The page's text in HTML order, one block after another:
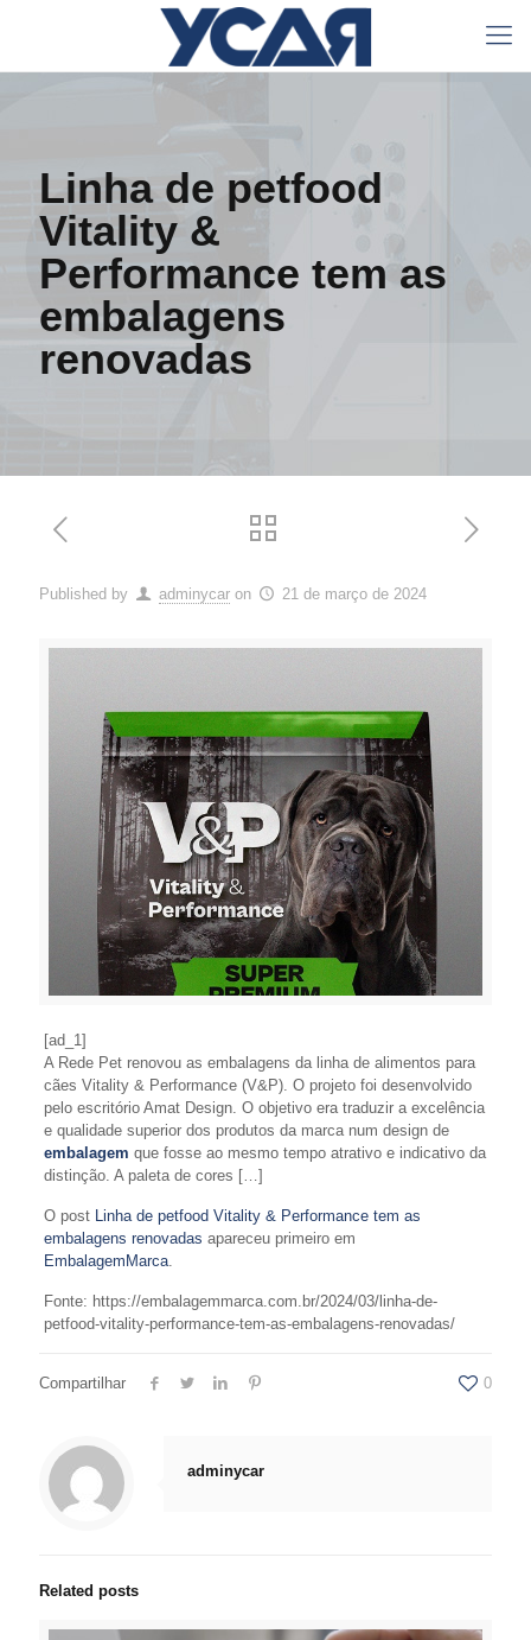
Linha de petfood
Vitality &
Performance tem as
embalagens
renovadas
Published by adminycar on 21 de março de 2024
[ad_1]
A Rede Pet renovou as embalagens da linha de alimentos para
cães Vitality & Performance (V&P). O projeto foi desenvolvido
pelo escritório Amat Design. O objetivo era traduzir a excelência
e qualidade superior dos produtos da marca num design de
embalagem que fosse ao mesmo tempo atrativo e indicativo da
distinção. A paleta de cores […]
O post Linha de petfood Vitality & Performance tem as
embalagens renovadas apareceu primeiro em
EmbalagemMarca.
Fonte: https://embalagemmarca.com.br/2024/03/linha-de-
petfood-vitality-performance-tem-as-embalagens-renovadas/
Compartilhar 0
adminycar
Related posts